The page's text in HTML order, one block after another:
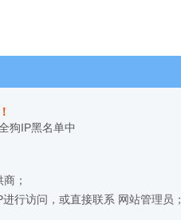
狗IP黑名单中
；
行访问，或直接联系 网站管理员；